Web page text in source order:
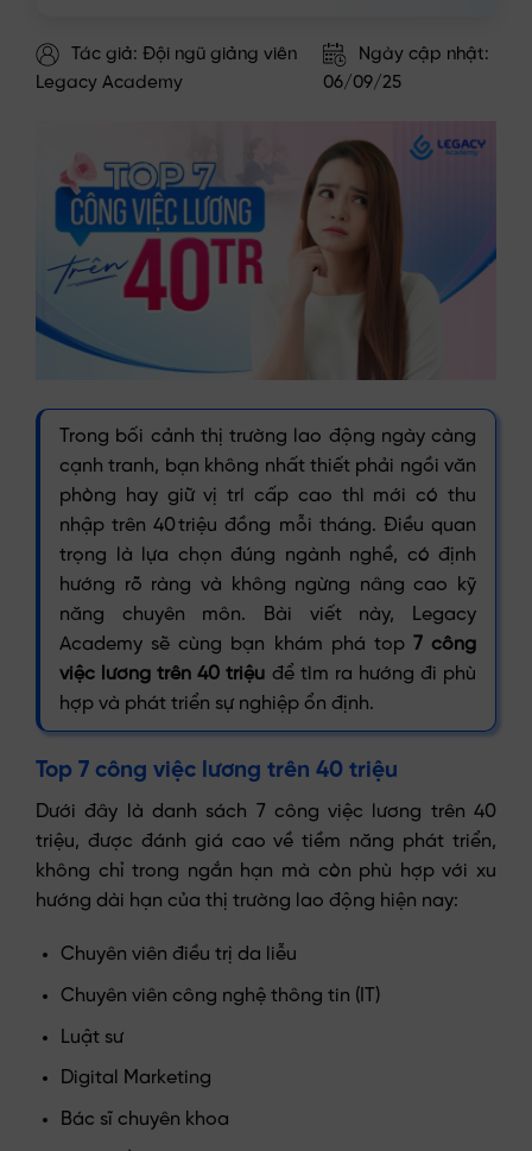
Tác giả: Đội ngũ giảng viên
Legacy Academy
Ngày cập nhật:
06/09/25
Trong bối cảnh thị trường lao động ngày càng
cạnh tranh, bạn không nhất thiết phải ngồi văn
phòng hay giữ vị trí cấp cao thì mới có thu
nhập trên 40 triệu đồng mỗi tháng. Điều quan
trọng là lựa chọn đúng ngành nghề, có định
hướng rõ ràng và không ngừng nâng cao kỹ
năng chuyên môn. Bài viết này, Legacy
Academy sẽ cùng bạn khám phá top 7 công
việc lương trên 40 triệu để tìm ra hướng đi phù
hợp và phát triển sự nghiệp ổn định.
Top 7 công việc lương trên 40 triệu
Dưới đây là danh sách 7 công việc lương trên 40
triệu, được đánh giá cao về tiềm năng phát triển,
không chỉ trong ngắn hạn mà còn phù hợp với xu
hướng dài hạn của thị trường lao động hiện nay:
Chuyên viên điều trị da liễu
Chuyên viên công nghệ thông tin (IT)
Luật sư
Digital Marketing
Bác sĩ chuyên khoa